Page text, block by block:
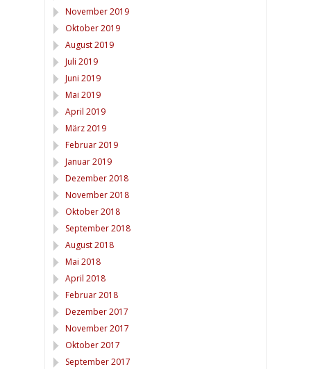
November 2019
Oktober 2019
August 2019
Juli 2019
Juni 2019
Mai 2019
April 2019
März 2019
Februar 2019
Januar 2019
Dezember 2018
November 2018
Oktober 2018
September 2018
August 2018
Mai 2018
April 2018
Februar 2018
Dezember 2017
November 2017
Oktober 2017
September 2017